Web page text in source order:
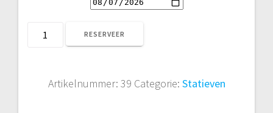
Microfoon
statief
aantal
RESERVEER
Artikelnummer: 39 Categorie: Statieven